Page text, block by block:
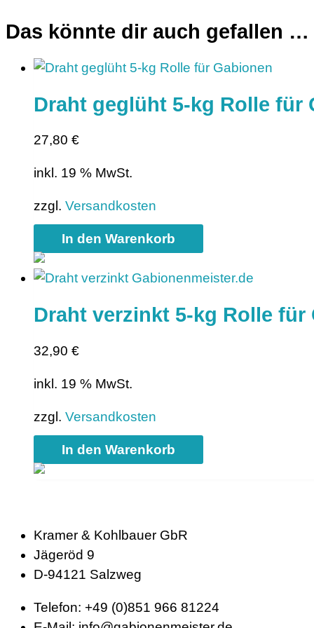
Das könnte dir auch gefallen …
Draht geglüht 5-kg Rolle für
27,80 €
inkl. 19 % MwSt.
zzgl. Versandkosten
In den Warenkorb
Draht verzinkt 5-kg Rolle für
32,90 €
inkl. 19 % MwSt.
zzgl. Versandkosten
In den Warenkorb
Kramer & Kohlbauer GbR
Jägeröd 9
D-94121 Salzweg
Telefon: +49 (0)851 966 81224